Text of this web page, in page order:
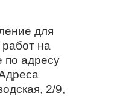
для
на
по адресу
2/9,